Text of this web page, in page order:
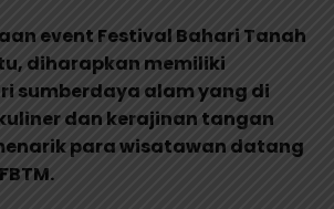
event Festival Bahari Tanah
diharapkan memiliki
sumberdaya alam yang di
dan kerajinan tangan
para wisatawan datang